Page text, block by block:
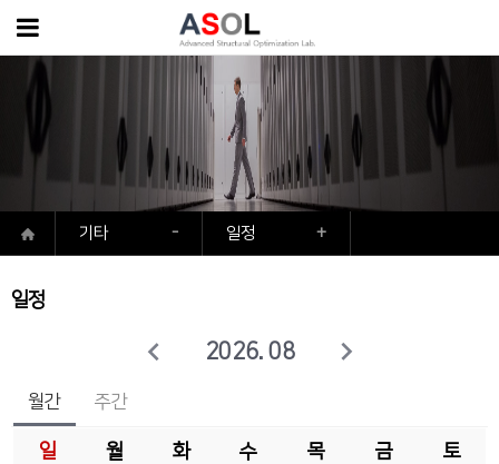
기타 일정
일정
2026. 08
월간 주간
일 월 화 수 목 금 토